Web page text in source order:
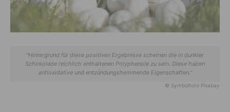
"Hintergrund für diese positiven Ergebnisse scheinen die in dunkler
Schokolade reichlich enthaltenen Polyphenole zu sein. Diese haben
antioxidative und entzündungshemmende Eigenschaften."
© Symbolfoto Pixabay